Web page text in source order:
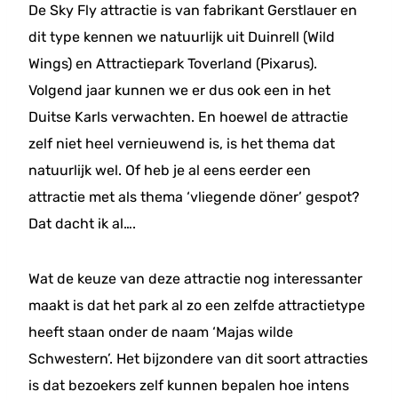
De Sky Fly attractie is van fabrikant Gerstlauer en
dit type kennen we natuurlijk uit Duinrell (Wild
Wings) en Attractiepark Toverland (Pixarus).
Volgend jaar kunnen we er dus ook een in het
Duitse Karls verwachten. En hoewel de attractie
zelf niet heel vernieuwend is, is het thema dat
natuurlijk wel. Of heb je al eens eerder een
attractie met als thema ‘vliegende döner’ gespot?
Dat dacht ik al….
Wat de keuze van deze attractie nog interessanter
maakt is dat het park al zo een zelfde attractietype
heeft staan onder de naam ‘Majas wilde
Schwestern’. Het bijzondere van dit soort attracties
is dat bezoekers zelf kunnen bepalen hoe intens